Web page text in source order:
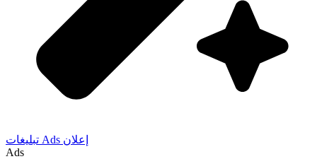
تبلیغات Ads إعلان
Ads